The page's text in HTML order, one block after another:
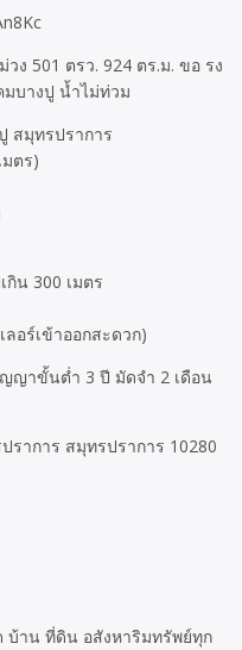
ง 501 ตรว. 924 ตร.ม. ขอ รง
มบางปู น้ำไม่ท่วม
สมุทรปราการ
ตร)
น 300 เมตร
ลอร์เข้าออกสะดวก)
ญาขั้นต่ำ 3 ปี มัดจำ 2 เดือน
ราการ สมุทรปราการ 10280
บ้าน ที่ดิน อสังหาริมทรัพย์ทุก